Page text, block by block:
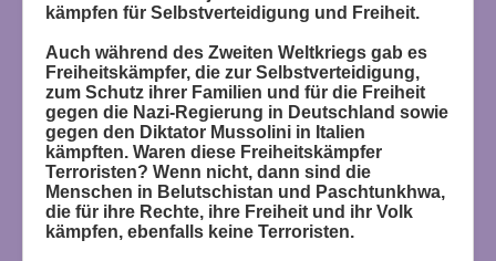
kämpfen für Selbstverteidigung und Freiheit.
Auch während des Zweiten Weltkriegs gab es
Freiheitskämpfer, die zur Selbstverteidigung,
zum Schutz ihrer Familien und für die Freiheit
gegen die Nazi-Regierung in Deutschland sowie
gegen den Diktator Mussolini in Italien
kämpften. Waren diese Freiheitskämpfer
Terroristen? Wenn nicht, dann sind die
Menschen in Belutschistan und Paschtunkhwa,
die für ihre Rechte, ihre Freiheit und ihr Volk
kämpfen, ebenfalls keine Terroristen.